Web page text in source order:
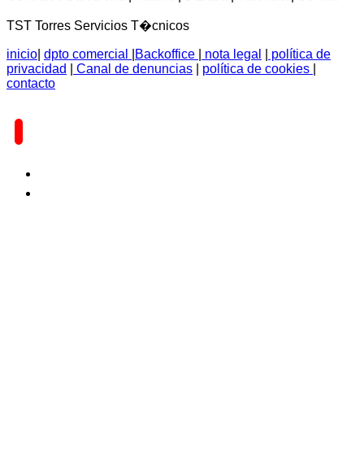
TST Torres Servicios T�cnicos
inicio dpto comercial Backoffice nota legal
política de
privacidad
Canal de denuncias política de cookies
contacto